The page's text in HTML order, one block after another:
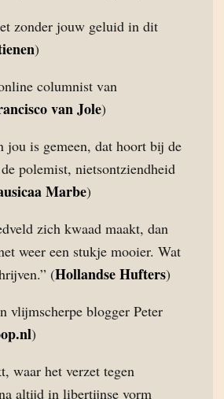
zonder jouw geluid in dit
)
columnist van
van Jole)
jou is gemeen, dat hoort bij de
polemist, nietsontziendheid
Marbe)
zich kwaad maakt, dan
weer een stukje mooier. Wat
(Hollandse Hufters)
vlijmscherpe blogger Peter
)
waar het verzet tegen
altijd in libertijnse vorm